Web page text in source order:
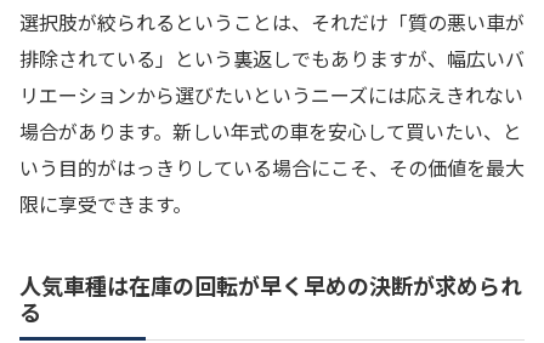
選択肢が絞られるということは、それだけ「質の悪い車が
排除されている」という裏返しでもありますが、幅広いバ
リエーションから選びたいというニーズには応えきれない
場合があります。新しい年式の車を安心して買いたい、と
いう目的がはっきりしている場合にこそ、その価値を最大
限に享受できます。
人気車種は在庫の回転が早く早めの決断が求められ
る